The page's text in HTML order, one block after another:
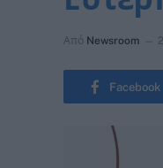
Από Newsroom
Facebook